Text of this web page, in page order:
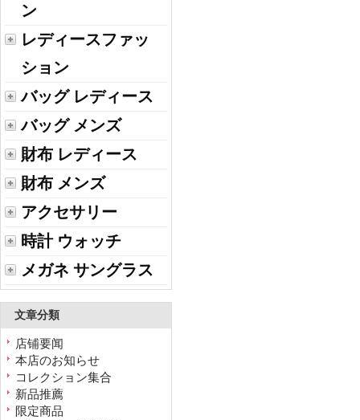
ン
レディースファッ
ション
バッグ レディース
バッグ メンズ
財布 レディース
財布 メンズ
アクセサリー
時計 ウォッチ
メガネ サングラス
文章分類
店铺要闻
本店のお知らせ
コレクション集合
新品推薦
限定商品